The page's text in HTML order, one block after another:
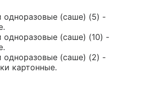
одноразовые (саше) (5) -
одноразовые (саше) (10) -
одноразовые (саше) (2) -
картонные.